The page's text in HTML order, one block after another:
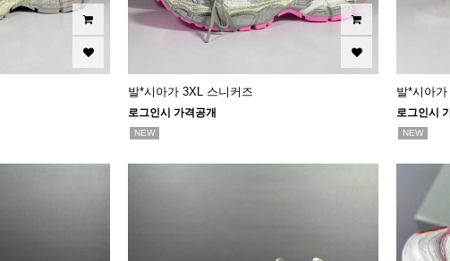
발*시아가 3XL 스니커즈
로그인시 가격공개
NEW
발*시아
로그인시
NEW